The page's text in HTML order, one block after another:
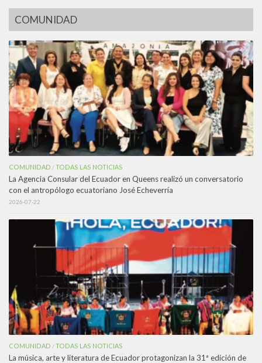
COMUNIDAD
COMUNIDAD /TODAS LAS NOTICIAS
La Agencia Consular del Ecuador en Queens realizó un conversatorio
con el antropólogo ecuatoriano José Echeverría
2026-07-22
COMUNIDAD /TODAS LAS NOTICIAS
La música, arte y literatura de Ecuador protagonizan la 31ª edición de